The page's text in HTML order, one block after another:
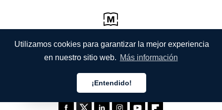
Utilizamos cookies para garantizar la mejor experiencia
en nuestro sitio web. Más información
¡Entendido!
Español